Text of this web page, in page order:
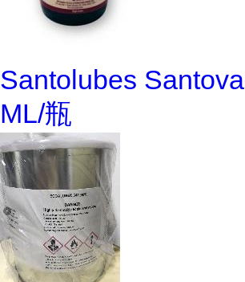
Santolubes
ML/瓶